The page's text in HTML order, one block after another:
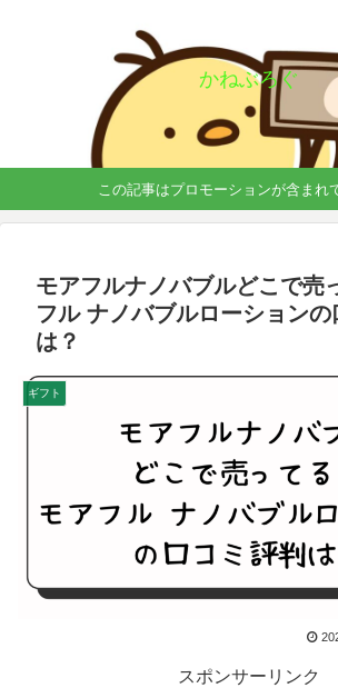
かねぶろぐ
この記事はプロモーションが含まれ
モアフルナノバブルどこで売
フル ナノバブルローションの
は？
ギフト
スポンサーリンク